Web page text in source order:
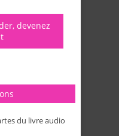
devenez
du livre audio